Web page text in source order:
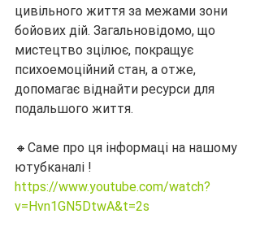
цивільного життя за межами зони
бойових дій. Загальновідомо, що
мистецтво зцілює, покращує
психоемоційний стан, а отже,
допомагає віднайти ресурси для
подальшого життя.
🔸Саме про ця інформаці на нашому
ютубканалі !
https://www.youtube.com/watch?
v=Hvn1GN5DtwA&t=2s